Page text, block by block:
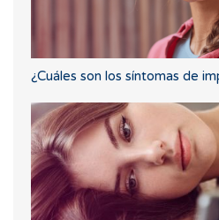
¿Cuáles son los síntomas de